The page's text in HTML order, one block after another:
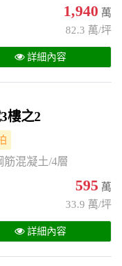
1,940 萬
82.3 萬/坪
詳細內容
樓之2
筋混凝土/4層
595 萬
33.9 萬/坪
詳細內容